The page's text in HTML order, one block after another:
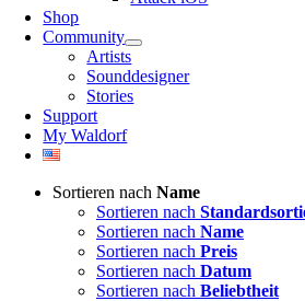
Shop
Community
Artists
Sounddesigner
Stories
Support
My Waldorf
Sortieren nach Name
Sortieren nach
Sortieren nach Name
Sortieren nach Preis
Sortieren nach Datum
Sortieren nach Beliebtheit